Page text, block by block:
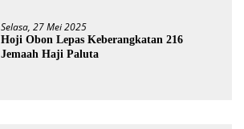
Selasa, 27 Mei 2025
Hoji Obon Lepas Keberangkatan 216
Jemaah Haji Paluta